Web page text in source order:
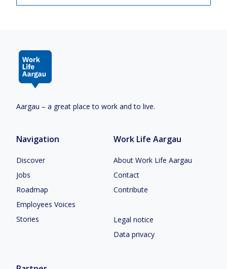
Aargau – a great place to work and to live.
Navigation
Discover
Jobs
Roadmap
Employees Voices
Stories
Work Life Aargau
About Work Life Aargau
Contact
Contribute
Legal notice
Data privacy